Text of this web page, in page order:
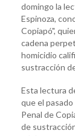
domingo la
Espinoza,
Copiapó",
cadena
homicidio
sustracción
Esta lectura
que el
Penal de
de